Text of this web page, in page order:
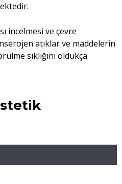
incelmesi ve çevre
atıklar ve maddelerin
sıklığını oldukça